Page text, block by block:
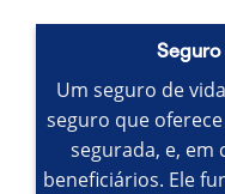
Seguro
Um seguro de
seguro que
segurada, e, em
beneficiários. Ele